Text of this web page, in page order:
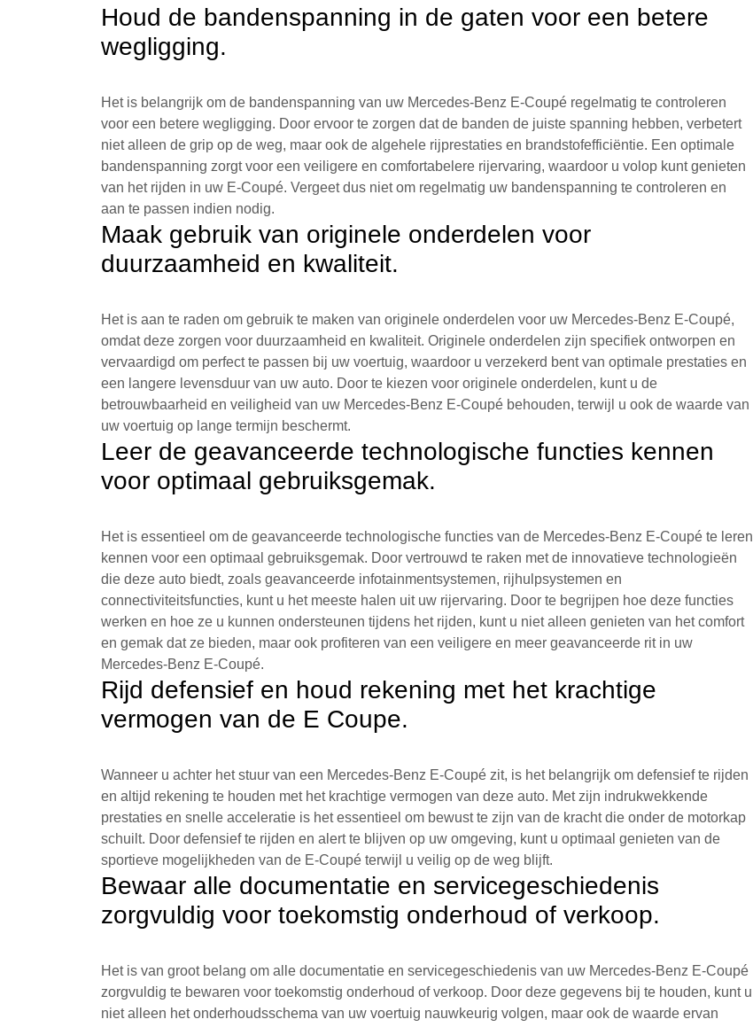
Houd de bandenspanning in de gaten voor een betere
wegligging.
Het is belangrijk om de bandenspanning van uw Mercedes-Benz E-Coupé regelmatig te controleren
voor een betere wegligging. Door ervoor te zorgen dat de banden de juiste spanning hebben, verbetert
niet alleen de grip op de weg, maar ook de algehele rijprestaties en brandstofefficiëntie. Een optimale
bandenspanning zorgt voor een veiligere en comfortabelere rijervaring, waardoor u volop kunt genieten
van het rijden in uw E-Coupé. Vergeet dus niet om regelmatig uw bandenspanning te controleren en
aan te passen indien nodig.
Maak gebruik van originele onderdelen voor
duurzaamheid en kwaliteit.
Het is aan te raden om gebruik te maken van originele onderdelen voor uw Mercedes-Benz E-Coupé,
omdat deze zorgen voor duurzaamheid en kwaliteit. Originele onderdelen zijn specifiek ontworpen en
vervaardigd om perfect te passen bij uw voertuig, waardoor u verzekerd bent van optimale prestaties en
een langere levensduur van uw auto. Door te kiezen voor originele onderdelen, kunt u de
betrouwbaarheid en veiligheid van uw Mercedes-Benz E-Coupé behouden, terwijl u ook de waarde van
uw voertuig op lange termijn beschermt.
Leer de geavanceerde technologische functies kennen
voor optimaal gebruiksgemak.
Het is essentieel om de geavanceerde technologische functies van de Mercedes-Benz E-Coupé te leren
kennen voor een optimaal gebruiksgemak. Door vertrouwd te raken met de innovatieve technologieën
die deze auto biedt, zoals geavanceerde infotainmentsystemen, rijhulpsystemen en
connectiviteitsfuncties, kunt u het meeste halen uit uw rijervaring. Door te begrijpen hoe deze functies
werken en hoe ze u kunnen ondersteunen tijdens het rijden, kunt u niet alleen genieten van het comfort
en gemak dat ze bieden, maar ook profiteren van een veiligere en meer geavanceerde rit in uw
Mercedes-Benz E-Coupé.
Rijd defensief en houd rekening met het krachtige
vermogen van de E Coupe.
Wanneer u achter het stuur van een Mercedes-Benz E-Coupé zit, is het belangrijk om defensief te rijden
en altijd rekening te houden met het krachtige vermogen van deze auto. Met zijn indrukwekkende
prestaties en snelle acceleratie is het essentieel om bewust te zijn van de kracht die onder de motorkap
schuilt. Door defensief te rijden en alert te blijven op uw omgeving, kunt u optimaal genieten van de
sportieve mogelijkheden van de E-Coupé terwijl u veilig op de weg blijft.
Bewaar alle documentatie en servicegeschiedenis
zorgvuldig voor toekomstig onderhoud of verkoop.
Het is van groot belang om alle documentatie en servicegeschiedenis van uw Mercedes-Benz E-Coupé
zorgvuldig te bewaren voor toekomstig onderhoud of verkoop. Door deze gegevens bij te houden, kunt u
niet alleen het onderhoudsschema van uw voertuig nauwkeurig volgen, maar ook de waarde ervan